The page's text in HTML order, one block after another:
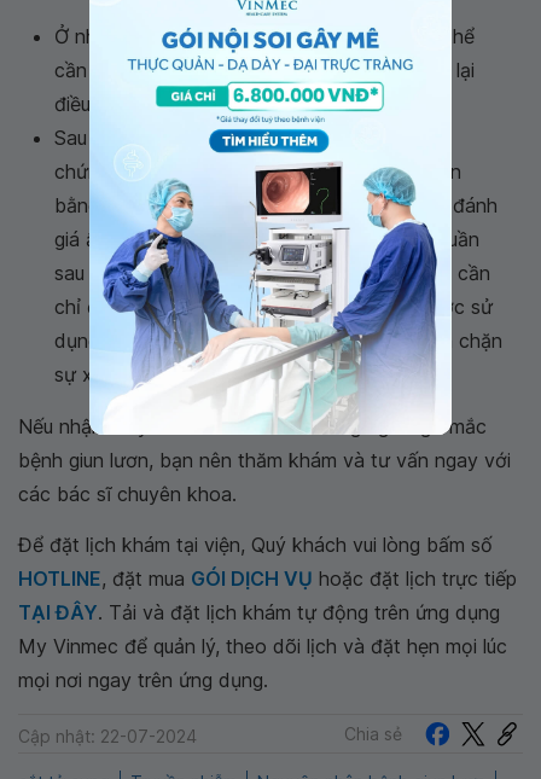
Ở những bệnh nhân suy giảm miễn dịch, có thể
cần phảiđiều trị giun lươnkéo dài hoặc lặp lại
điều trị.
Sau khi
điều trị giun lươn, cần đề phòng hội
chứng tăng nhiễm ở bệnh nhân mắc giun lươn
bằng cách thực hiện lặp lại xét nghiệm phân đánh
giá ấu trùng non và ấu trùng sợi từ 2 đến 4 tuần
sau đó. Nếu phân vẫn ra kết quả dương tính, cần
chỉ định điều trị lại. Kháng sinh phổ rộng được sử
dụng để điều trị nhiễm khuẩn đồng thời ngăn chặn
sự xâm nhập của ấu trùng từ ruột.
Nếu nhận thấy các vấn đề bất thường nghi ngờ mắc
bệnh giun lươn, bạn nên thăm khám và tư vấn ngay với
các bác sĩ chuyên khoa.
Để đặt lịch khám tại viện, Quý khách vui lòng bấm số
HOTLINE, đặt mua GÓI DỊCH VỤ hoặc đặt lịch trực tiếp
TẠI ĐÂY. Tải và đặt lịch khám tự động trên ứng dụng
My Vinmec để quản lý, theo dõi lịch và đặt hẹn mọi lúc
mọi nơi ngay trên ứng dụng.
Cập nhật: 22-07-2024 Chia sẻ